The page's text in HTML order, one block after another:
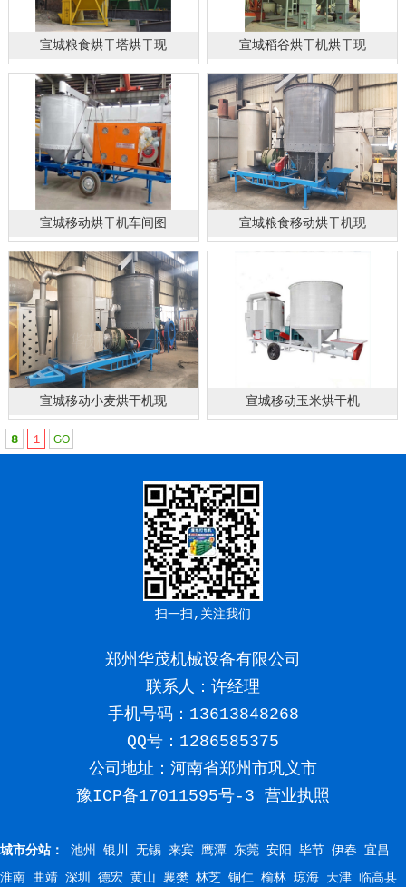
宣城粮食烘干塔烘干现 宣城稻谷烘干机烘干现
宣城移动烘干机车间图 宣城粮食移动烘干机现
宣城移动小麦烘干机现 宣城移动玉米烘干机
8 1
扫一扫,关注我们
郑州华茂机械设备有限公司
联系人：许经理
手机号码： 13613848268
QQ号：1286585375
公司地址：河南省郑州市巩义市
豫ICP备17011595号-3 营业执照
城市分站： 池州 银川 无锡 来宾 鹰潭 东莞 安阳 毕节 伊春 宜昌
淮南 曲靖 深圳 德宏 黄山 襄樊 林芝 铜仁 榆林 琼海 天津 临高县